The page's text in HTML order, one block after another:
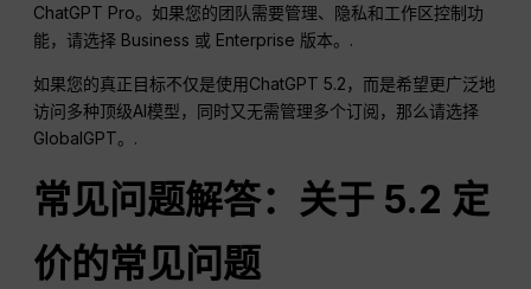
ChatGPT Pro。如果您的团队需要管理、隐私和工作区控制功
能，请选择 Business 或 Enterprise 版本。.
如果您的真正目标不仅是使用ChatGPT 5.2，而是希望更广泛地
访问多种顶级AI模型，同时又无需管理多个订阅，那么请选择
GlobalGPT。.
常见问题解答：关于 5.2 定
价的常见问题